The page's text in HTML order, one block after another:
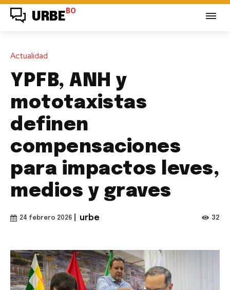
URBE BO
Actualidad
YPFB, ANH y
mototaxistas
definen
compensaciones
para impactos leves,
medios y graves
24 febrero 2026 urbe 32